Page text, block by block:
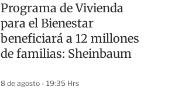
Programa de Vivienda
para el Bienestar
beneficiará a 12 millones
de familias: Sheinbaum
8 de agosto - 19:35 Hrs